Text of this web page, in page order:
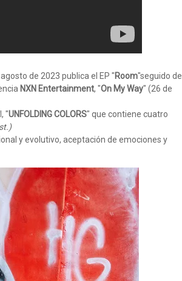
de 2023 publica el EP "Room"seguido de
NXN Entertainment, "On My Way" (26 de
"UNFOLDING COLORS" que contiene cuatro
y evolutivo, aceptación de emociones y